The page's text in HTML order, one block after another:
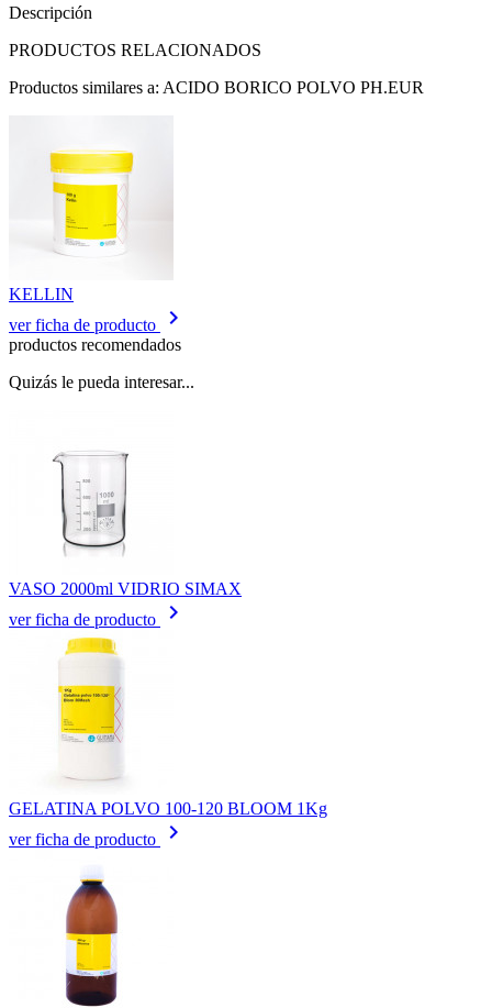
Descripción
PRODUCTOS RELACIONADOS
Productos similares a: ACIDO BORICO POLVO PH.EUR
KELLIN
ver ficha de producto
keyboard_arrow_right
productos recomendados
Quizás le pueda interesar...
VASO 2000ml VIDRIO SIMAX
ver ficha de producto
keyboard_arrow_right
GELATINA POLVO 100-120 BLOOM 1Kg
ver ficha de producto
keyboard_arrow_right